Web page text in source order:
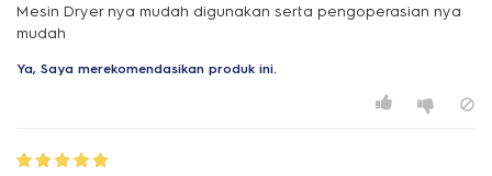
Mesin Dryer nya mudah digunakan serta pengoperasian nya
mudah
Ya, Saya merekomendasikan produk ini.